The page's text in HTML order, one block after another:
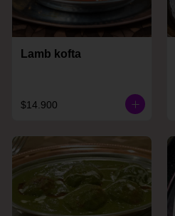
Lamb kofta
$14.900